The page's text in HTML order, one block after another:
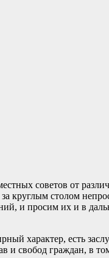
советов от
за круглым столом
и просим их и в
характер, есть
свобод граждан, в